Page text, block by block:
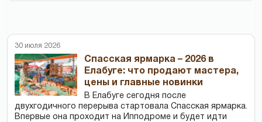
30 июля 2026
Спасская ярмарка – 2026 в
Елабуге: что продают мастера,
цены и главные новинки
В Елабуге сегодня после
двухгодичного перерыва стартовала Спасская ярмарка.
Впервые она проходит на Ипподроме и будет идти